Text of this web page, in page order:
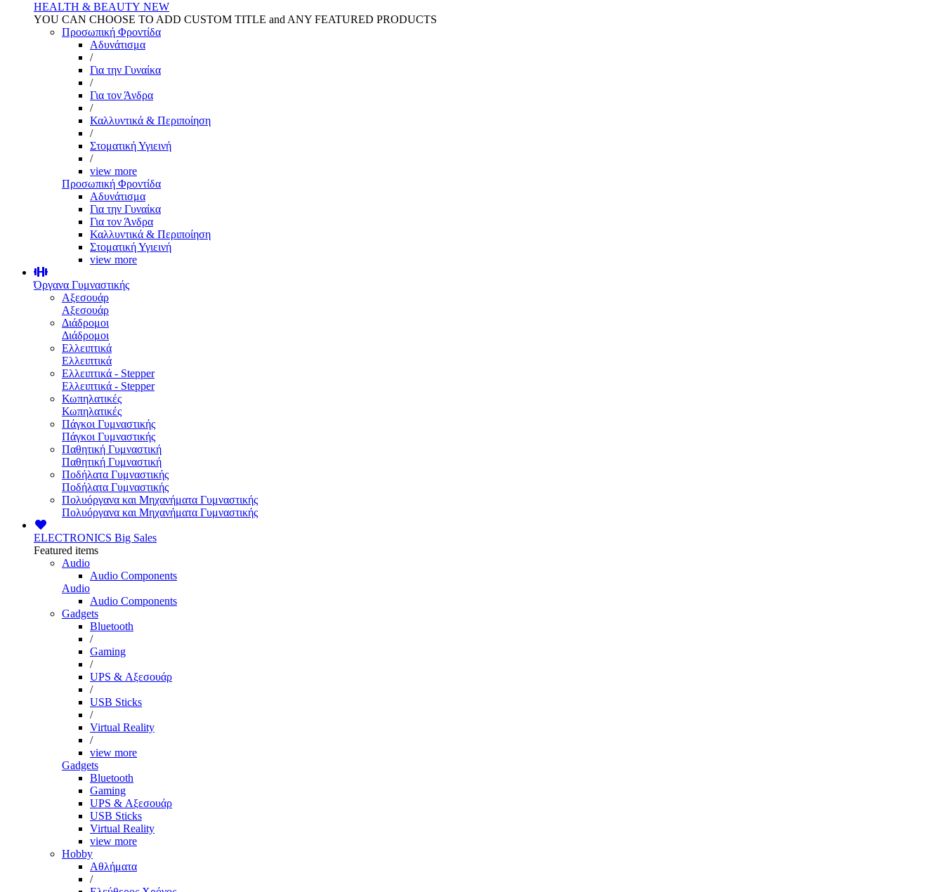
HEALTH & BEAUTY NEW
YOU CAN CHOOSE TO ADD CUSTOM TITLE and ANY FEATURED PRODUCTS
Προσωπική Φροντίδα
Αδυνάτισμα
/
Για την Γυναίκα
/
Για τον Άνδρα
/
Καλλυντικά & Περιποίηση
/
Στοματική Υγιεινή
/
view more
Προσωπική Φροντίδα
Αδυνάτισμα
Για την Γυναίκα
Για τον Άνδρα
Καλλυντικά & Περιποίηση
Στοματική Υγιεινή
view more
Όργανα Γυμναστικής
Αξεσουάρ
Αξεσουάρ
Διάδρομοι
Διάδρομοι
Ελλειπτικά
Ελλειπτικά
Ελλειπτικά - Stepper
Ελλειπτικά - Stepper
Κωπηλατικές
Κωπηλατικές
Πάγκοι Γυμναστικής
Πάγκοι Γυμναστικής
Παθητική Γυμναστική
Παθητική Γυμναστική
Ποδήλατα Γυμναστικής
Ποδήλατα Γυμναστικής
Πολυόργανα και Μηχανήματα Γυμναστικής
Πολυόργανα και Μηχανήματα Γυμναστικής
ELECTRONICS Big Sales
Featured items
Audio
Audio Components
Audio
Audio Components
Gadgets
Bluetooth
/
Gaming
/
UPS & Αξεσουάρ
/
USB Sticks
/
Virtual Reality
/
view more
Gadgets
Bluetooth
Gaming
UPS & Αξεσουάρ
USB Sticks
Virtual Reality
view more
Hobby
Αθλήματα
/